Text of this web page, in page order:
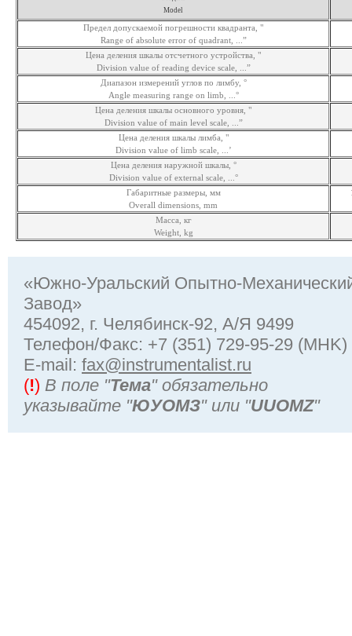
Model
Предел допускаемой погрешности квадранта, "
Range of absolute error of quadrant, ...”
Цена деления шкалы отсчетного устройства, "
Division value of reading device scale, ...”
Диапазон измерений углов по лимбу, °
Angle measuring range on limb, ...°
Цена деления шкалы основного уровня, "
Division value of main level scale, ...”
Цена деления шкалы лимба, "
Division value of limb scale, ...’
Цена деления наружной шкалы, °
Division value of external scale, ...°
Габаритные размеры, мм
Overall dimensions, mm
Масса, кг
Weight, kg
«Южно-Уральский Опытно-
Завод»
454092, г. Челябинск-92, А/Я 9499
Телефон/Факс: +7 (351) 729-95-29 (MHK)
Е-mail: fax@instrumentalist.ru
(!) В поле "Тема" обязательно
указывайте "ЮУОМЗ" или "UUOMZ"